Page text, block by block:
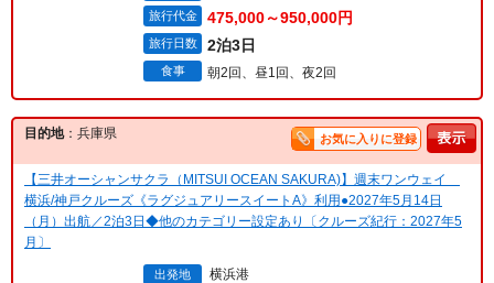
旅行代金 475,000～950,000円
旅行日数 2泊3日
食事 朝2回、昼1回、夜2回
目的地：兵庫県 お気に入りに登録
【三井オーシャンサクラ（MITSUI OCEAN SAKURA)】週末ワンウェイ
横浜/神戸クルーズ《ラグジュアリースイートA》利用●2027年5月14日
（月）出航／2泊3日◆他のカテゴリー設定あり〔クルーズ紀行：2027年5
月〕
出発地 横浜港